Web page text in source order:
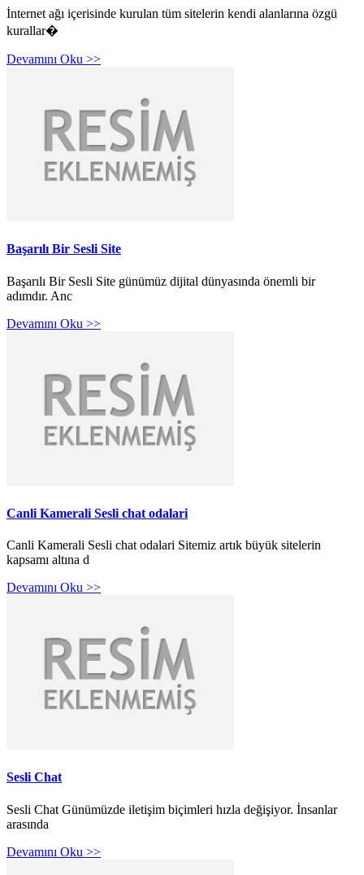
İnternet ağı içerisinde kurulan tüm sitelerin kendi alanlarına özgü
kurallar�
Devamını Oku >>
Başarılı Bir Sesli Site
Başarılı Bir Sesli Site günümüz dijital dünyasında önemli bir
adımdır. Anc
Devamını Oku >>
Canli Kamerali Sesli chat odalari
Canli Kamerali Sesli chat odalari Sitemiz artık büyük sitelerin
kapsamı altına d
Devamını Oku >>
Sesli Chat
Sesli Chat Günümüzde iletişim biçimleri hızla değişiyor. İnsanlar
arasında
Devamını Oku >>